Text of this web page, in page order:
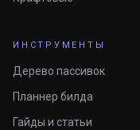
ИНСТРУМЕНТЫ
Дерево пассивок
Планнер билда
Гайды и статьи